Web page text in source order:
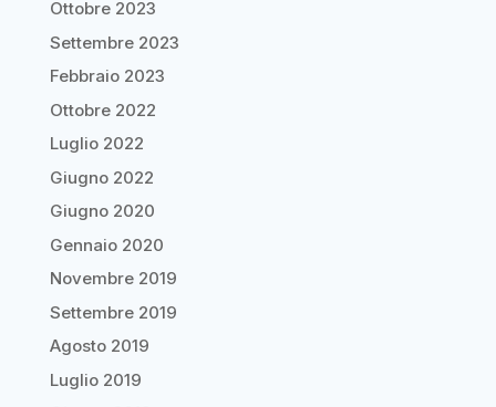
Ottobre 2023
Settembre 2023
Febbraio 2023
Ottobre 2022
Luglio 2022
Giugno 2022
Giugno 2020
Gennaio 2020
Novembre 2019
Settembre 2019
Agosto 2019
Luglio 2019